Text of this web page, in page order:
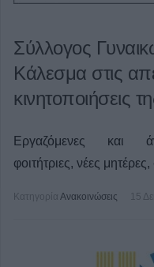
Σύλλογος
Κάλεσμα στις
κινητοποιήσεις
Εργαζόμενες και
φοιτήτριες, νέες
Κατηγορία Ανακοινώσεις 15